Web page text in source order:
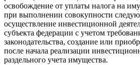
освобождение от уплаты налога на
при выполнении совокупности
осуществление инвестиционной
субъекта федерации с учетом
законодательства, создание или
после начала реализации
раздельного учета имущества.